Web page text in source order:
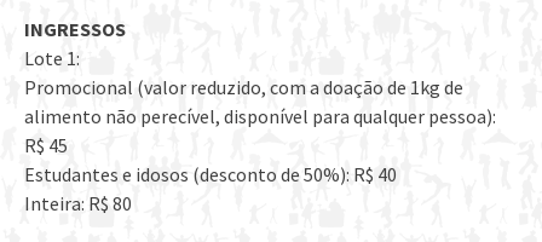
INGRESSOS
Lote 1:
Promocional (valor reduzido, com a doação de 1kg de
alimento não perecível, disponível para qualquer pessoa):
R$ 45
Estudantes e idosos (desconto de 50%): R$ 40
Inteira: R$ 80